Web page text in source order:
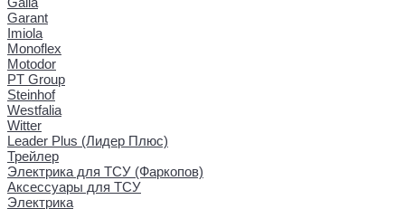
Garant
Imiola
Monoflex
Motodor
PT Group
Steinhof
Westfalia
Witter
Leader Plus (Лидер Плюс)
Трейлер
Электрика для ТСУ (Фаркопов)
Аксессуары для ТСУ
Электрика